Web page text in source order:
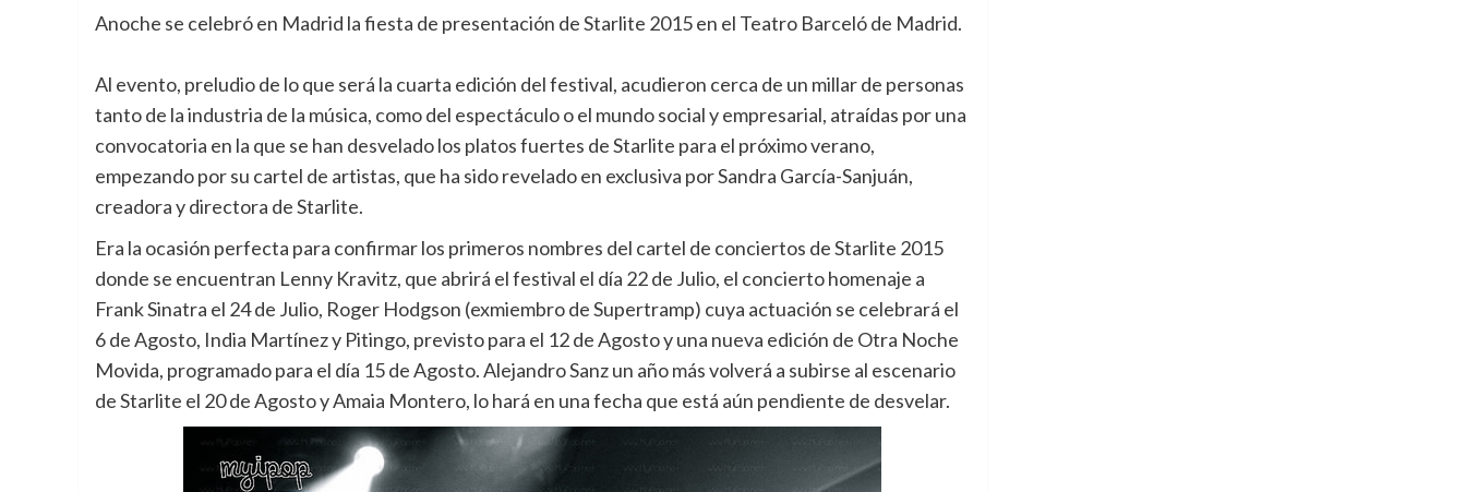
Anoche se celebró en Madrid la fiesta de presentación de Starlite 2015 en el Teatro Barceló de Madrid.
Al evento, preludio de lo que será la cuarta edición del festival, acudieron cerca de un millar de personas
tanto de la industria de la música, como del espectáculo o el mundo social y empresarial, atraídas por una
convocatoria en la que se han desvelado los platos fuertes de Starlite para el próximo verano,
empezando por su cartel de artistas, que ha sido revelado en exclusiva por Sandra García-Sanjuán,
creadora y directora de Starlite.
Era la ocasión perfecta para confirmar los primeros nombres del cartel de conciertos de Starlite 2015
donde se encuentran Lenny Kravitz, que abrirá el festival el día 22 de Julio, el concierto homenaje a
Frank Sinatra el 24 de Julio, Roger Hodgson (exmiembro de Supertramp) cuya actuación se celebrará el
6 de Agosto, India Martínez y Pitingo, previsto para el 12 de Agosto y una nueva edición de Otra Noche
Movida, programado para el día 15 de Agosto. Alejandro Sanz un año más volverá a subirse al escenario
de Starlite el 20 de Agosto y Amaia Montero, lo hará en una fecha que está aún pendiente de desvelar.